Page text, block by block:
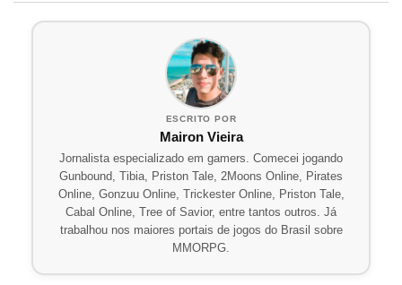
ESCRITO POR
Mairon Vieira
Jornalista especializado em gamers. Comecei jogando
Gunbound, Tibia, Priston Tale, 2Moons Online, Pirates
Online, Gonzuu Online, Trickester Online, Priston Tale,
Cabal Online, Tree of Savior, entre tantos outros. Já
trabalhou nos maiores portais de jogos do Brasil sobre
MMORPG.